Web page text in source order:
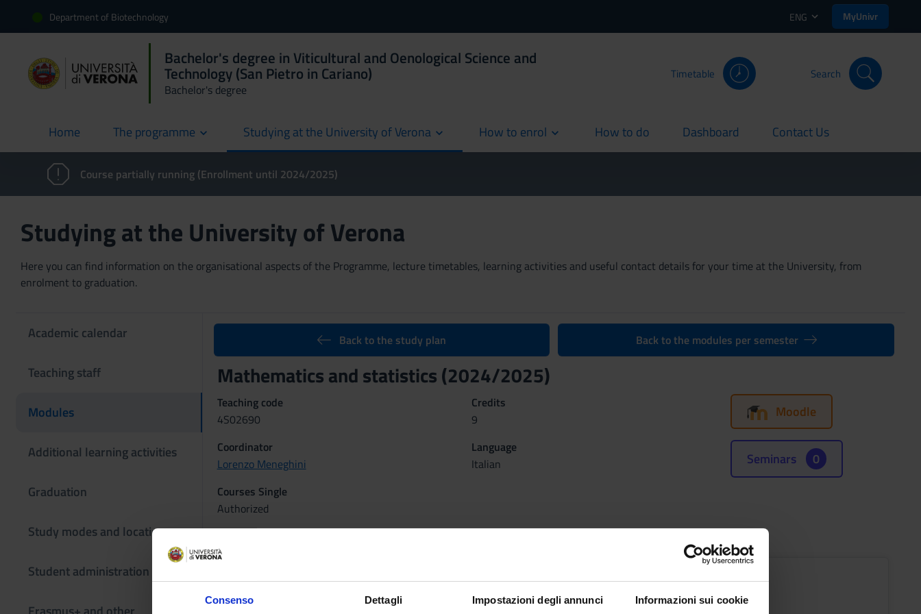
Consenso Dettagli Impostazioni degli annunci Informazioni sui cookie
Department of Biotechnology ENG MyUnivr
Bachelor's degree in Viticultural and Oenological Science and
Technology (San Pietro in Cariano)
Bachelor's degree
Timetable Search
Home
current The programme Studying at the University of Verona How to enrol How to do
current Dashboard
current Contact Us
current
Course partially running (Enrollment until 2024/2025)
Studying at the University of Verona
Here you can find information on the organisational aspects of the Programme, lecture timetables, learning activities and useful contact details for your time at the University, from
enrolment to graduation.
Academic calendar
Teaching staff
Modules
Additional learning activities
Graduation
Study modes and locations
Student administration
Back to the study plan Back to the modules per semester
Mathematics and statistics (2024/2025)
Teaching code
4S02690
Credits
9
Coordinator
Lorenzo Meneghini
Language
Italian
Courses Single
Authorized
Moodle
Seminars 0
Mathematics
Credits
Period
Statistics
Credits
Period